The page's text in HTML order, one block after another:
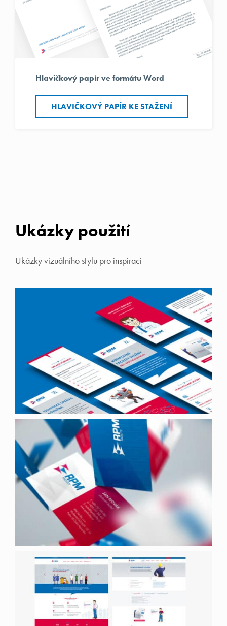
Hlavičkový papír ve formátu Word
HLAVIČKOVÝ PAPÍR KE STAŽENÍ
Ukázky použití
Ukázky vizuálního stylu pro inspiraci